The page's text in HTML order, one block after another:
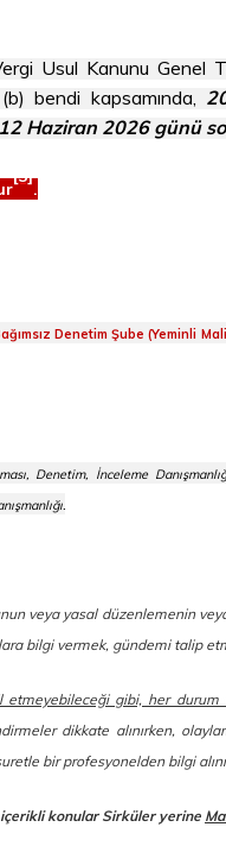
Usul Kanunu Genel
bendi kapsamında,
Haziran 2026 günü
[3]
.
Denetim Şube (Yeminli
Denetim, İnceleme
veya yasal düzenlemenin
bilgi vermek, gündemi talip
gibi, her durum
dikkate alınırken,
bir profesyonelden bilgi
konular Sirküler yerine